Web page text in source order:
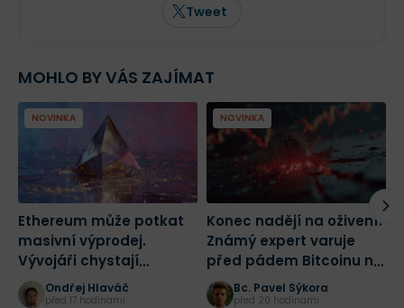
Tweet
MOHLO BY VÁS ZAJÍMAT
NOVINKA
Ethereum může potkat
masivní výprodej.
Vývojáři chystají
radikální změnu sítě
Ondřej Hlaváč
před 17 hodinami
NOVINKA
Konec nadějí na oživení?
Známý expert varuje
před pádem Bitcoinu na
43 500 dolarů
Bc. Pavel Sýkora
před 20 hodinami